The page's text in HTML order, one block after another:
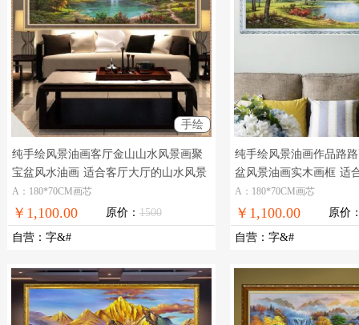
手绘
纯手绘风景油画客厅金山山水风景画聚
宝盆风水油画 适合客厅大厅的山水风景
油画
A：180*70CM画芯
￥1,100.00 原价： 1500
自营 ： 字&#
纯手绘风景油画作品路
盆风景油画实木画框 适
景油画
A：180*70CM画芯
￥1,100.00 原价
自营 ： 字&#